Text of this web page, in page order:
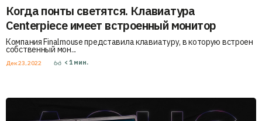
Когда понты светятся. Клавиатура
Centerpiece имеет встроенный монитор
Компания Finalmouse представила клавиатуру, в которую встроен
собственный мон...
Дек 23, 2022 < 1 мин.